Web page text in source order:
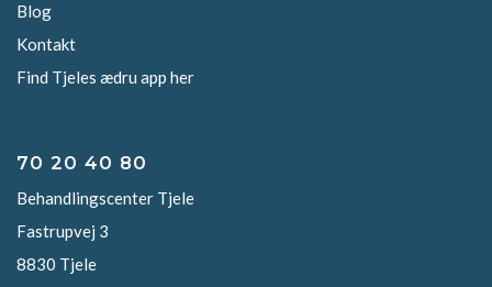
Blog
Kontakt
Find Tjeles ædru app her
70 20 40 80
Behandlingscenter Tjele
Fastrupvej 3
8830 Tjele